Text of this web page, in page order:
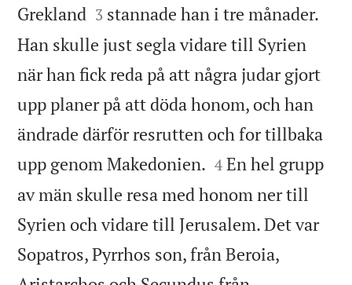
Grekland 

3 stannade han i tre månader.
Han skulle just segla vidare till Syrien
när han fick reda på att några judar gjort
upp planer på att döda honom, och han
ändrade därför resrutten och for tillbaka
upp genom Makedonien. 

4 En hel grupp
av män skulle resa med honom ner till
Syrien och vidare till Jerusalem. Det var
Sopatros, Pyrrhos son, från Beroia,